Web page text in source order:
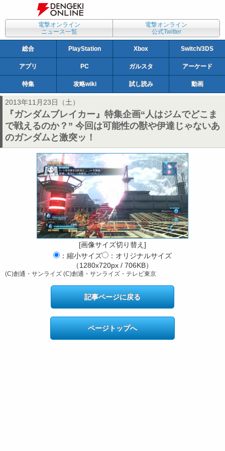
電撃オンライン
ニュース一覧
電撃オンライン
公式Twitter
総合 PlayStation Xbox Switch/3DS
アプリ PC ガルスタ アーケード
特集 攻略wiki 試し読み 動画
2013年11月23日（土）
『ガンダムブレイカー』特集企画“人はジムでどこま
で戦えるのか？” 今回は可能性の獣や伊達じゃないあ
のガンダムと激突ッ！
[画像サイズ切り替え]
：縮小サイズ
：オリジナルサイズ
（1280x720px / 706KB）
(C)創通・サンライズ (C)創通・サンライズ・テレビ東京
記事ページに戻る
ページトップへ